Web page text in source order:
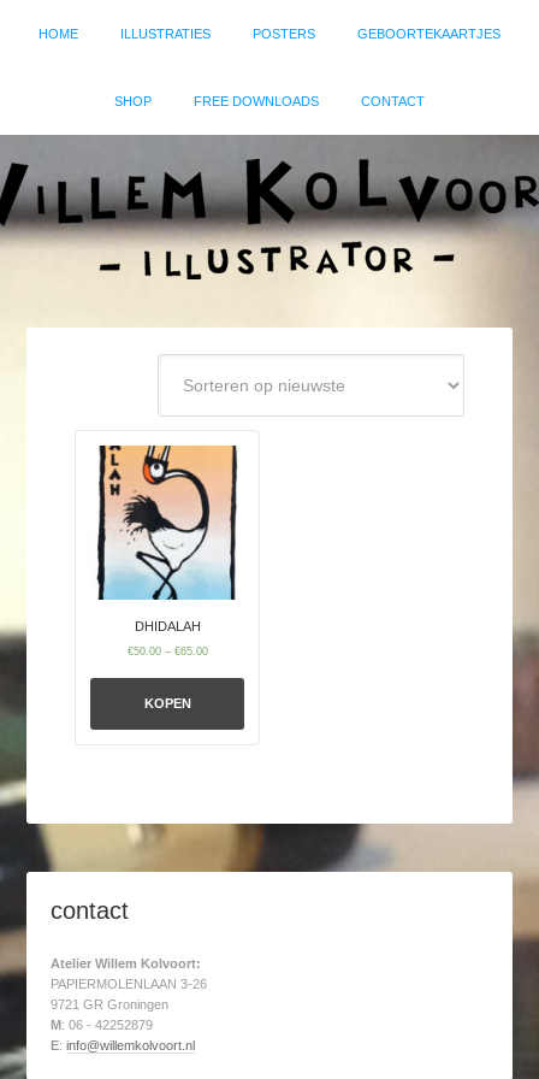
HOME ILLUSTRATIES POSTERS GEBOORTEKAARTJES
SHOP FREE DOWNLOADS CONTACT
DHIDALAH
€50.00– €65.00
KOPEN
contact
Atelier Willem Kolvoort:
PAPIERMOLENLAAN 3-26
9721 GR Groningen
M : 06 - 42252879
E:info@willemkolvoort.nl